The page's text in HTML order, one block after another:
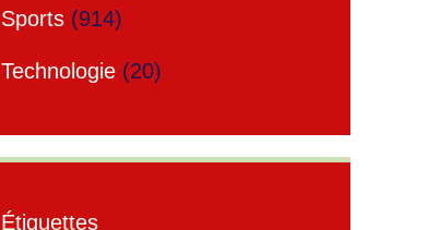
Sports (914)
Technologie (20)
Étiquettes